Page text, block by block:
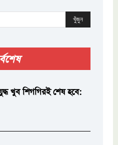
খুঁজুন
খুব শিগগিরই শেষ হবে: